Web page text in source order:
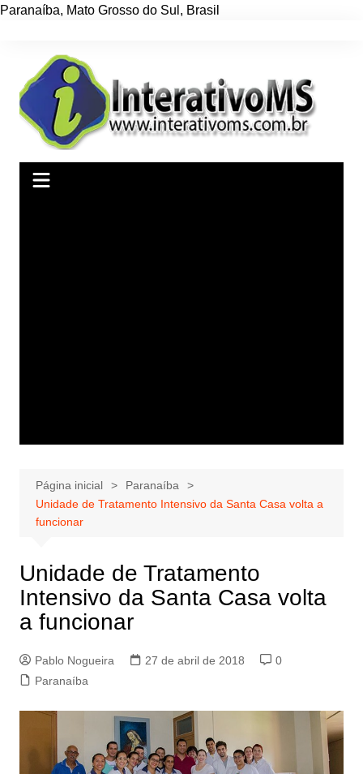
Paranaíba, Mato Grosso do Sul , Brasil
conteúdo
Página inicial
Paranaíba
Unidade de Tratamento Intensivo da Santa Casa volta a
funcionar
Unidade de Tratamento
Intensivo da Santa Casa volta
a funcionar
Pablo Nogueira 27 de abril de 2018
0
Paranaíba